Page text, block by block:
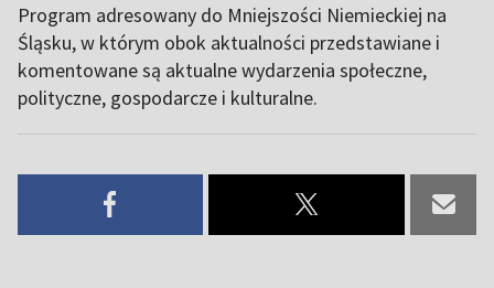
Program adresowany do Mniejszości Niemieckiej na
Śląsku, w którym obok aktualności przedstawiane i
komentowane są aktualne wydarzenia społeczne,
polityczne, gospodarcze i kulturalne.